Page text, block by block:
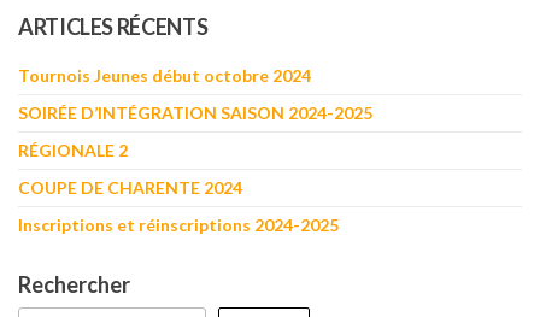
ARTICLES RÉCENTS
Tournois Jeunes début octobre 2024
SOIRÉE D’INTÉGRATION SAISON 2024-2025
RÉGIONALE 2
COUPE DE CHARENTE 2024
Inscriptions et réinscriptions 2024-2025
Rechercher